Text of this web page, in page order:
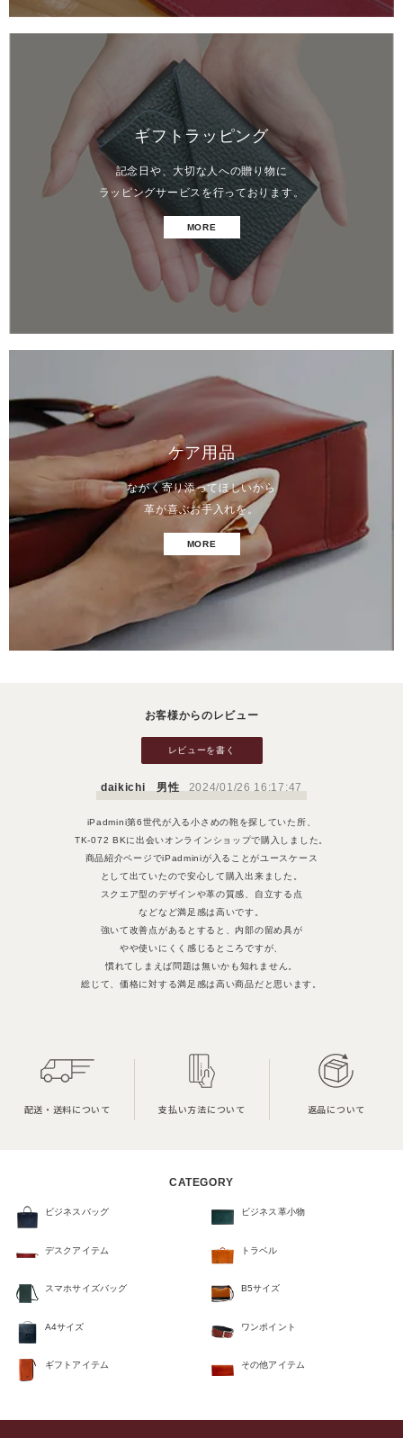
ギフトラッピング
記念日や、大切な人への贈り物に
ラッピングサービスを行っております。
MORE
ケア用品
ながく寄り添ってほしいから
革が喜ぶお手入れを。
MORE
お客様からのレビュー
レビューを書く
daikichi 男性 2024/01/26 16:17:47
iPadmini第6世代が入る小さめの鞄を探していた所、
TK-072 BKに出会いオンラインショップで購入しました。
商品紹介ページでiPadminiが入ることがユースケース
として出ていたので安心して購入出来ました。
スクエア型のデザインや革の質感、自立する点
などなど満足感は高いです。
強いて改善点があるとすると、内部の留め具が
やや使いにくく感じるところですが、
慣れてしまえば問題は無いかも知れません。
総じて、価格に対する満足感は高い商品だと思います。
配送・送料について 支払い方法について 返品について
CATEGORY
ビジネスバッグ ビジネス革小物
デスクアイテム トラベル
スマホサイズバッグ B5サイズ
A4サイズ ワンポイント
ギフトアイテム その他アイテム